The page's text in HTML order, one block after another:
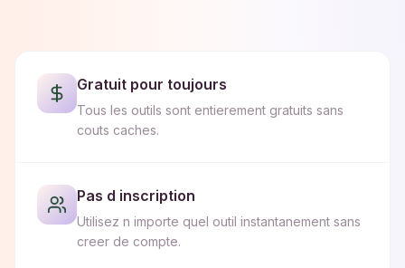
Gratuit pour toujours
Tous les outils sont entierement gratuits sans
couts caches.
Pas d inscription
Utilisez n importe quel outil instantanement sans
creer de compte.